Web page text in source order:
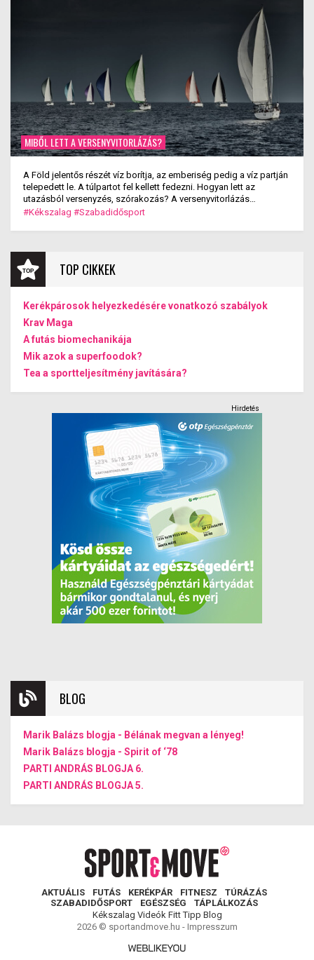
MIBŐL LETT A VERSENYVITORLÁZÁS?
A Föld jelentős részét víz borítja, az emberiség pedig a víz partján
telepedett le. A túlpartot fel kellett fedezni. Hogyan lett az
utazásból versenyzés, szórakozás? A versenyvitorlázás
kialakulása.
#Kékszalag #Szabadidősport
TOP CIKKEK
Kerékpárosok helyezkedésére vonatkozó szabályok
Krav Maga
A futás biomechanikája
Mik azok a superfoodok?
Tea a sportteljesítmény javítására?
Hirdetés
BLOG
Marik Balázs blogja - Bélának megvan a lényeg!
Marik Balázs blogja - Spirit of ‘78
PARTI ANDRÁS BLOGJA 6.
PARTI ANDRÁS BLOGJA 5.
AKTUÁLIS FUTÁS KERÉKPÁR FITNESZ
TÚRÁZÁS
SZABADIDŐSPORT
EGÉSZSÉG
TÁPLÁLKOZÁS
Kékszalag Videók Fitt Tipp Blog
2026 © sportandmove.hu - Impresszum